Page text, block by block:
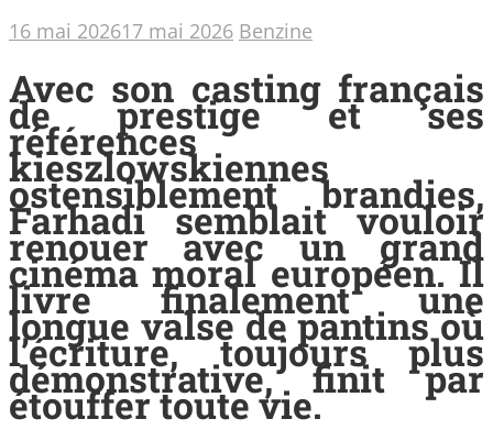
16 mai 202617 mai 2026 Benzine
Avec son casting français
de prestige et ses
références
kieszlowskiennes
ostensiblement brandies,
Farhadi semblait vouloir
renouer avec un grand
cinéma moral européen. Il
livre finalement une
longue valse de pantins où
l’écriture, toujours plus
démonstrative, finit par
étouffer toute vie.